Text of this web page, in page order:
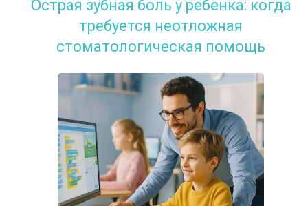
Острая зубная боль у ребенка: когда
требуется неотложная
стоматологическая помощь